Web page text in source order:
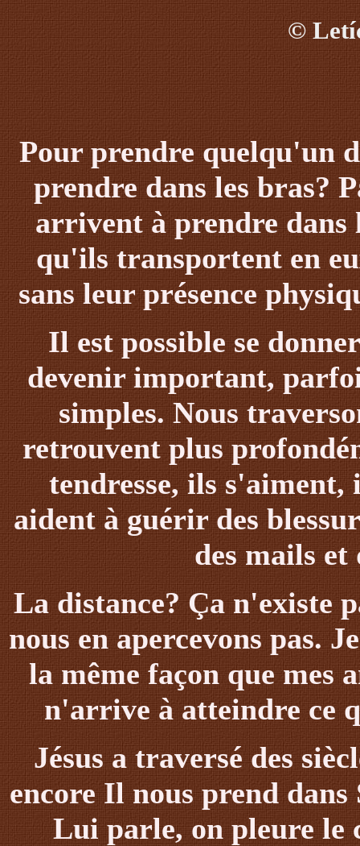
©
Pour prendre quelqu'un
prendre dans les bras?
arrivent à prendre dans
qu'ils transportent en
sans leur présence
Il est possible se
devenir important,
simples. Nous
retrouvent plus
tendresse, ils
aident à guérir des
des mails et
La distance?Ça n'existe
nous en apercevons pas.
la même façon que mes
n'arrive à atteindre ce
Jésusa traversé des
encore Il nous prend dans
Lui parle, on pleure le